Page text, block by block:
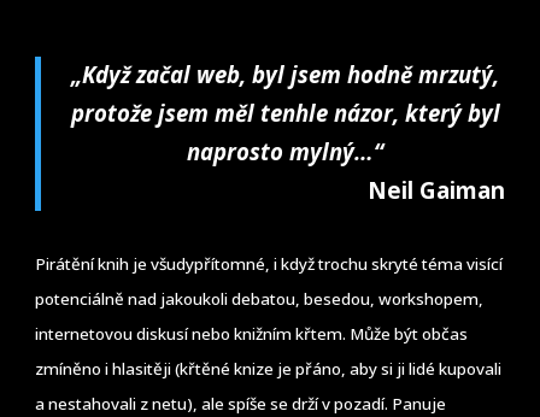
„Když začal web, byl jsem hodně mrzutý,
protože jsem měl tenhle názor, který byl
naprosto mylný…“
Neil Gaiman
Pirátění knih je všudypřítomné, i když trochu skryté téma visící
potenciálně nad jakoukoli debatou, besedou, workshopem,
internetovou diskusí nebo knižním křtem. Může být občas
zmíněno i hlasitěji (křtěné knize je přáno, aby si ji lidé kupovali
a nestahovali z netu), ale spíše se drží v pozadí. Panuje